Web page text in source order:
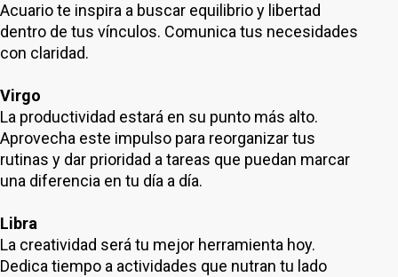
Acuario te inspira a buscar equilibrio y libertad
dentro de tus vínculos. Comunica tus necesidades
con claridad.
Virgo
La productividad estará en su punto más alto.
Aprovecha este impulso para reorganizar tus
rutinas y dar prioridad a tareas que puedan marcar
una diferencia en tu día a día.
Libra
La creatividad será tu mejor herramienta hoy.
Dedica tiempo a actividades que nutran tu lado